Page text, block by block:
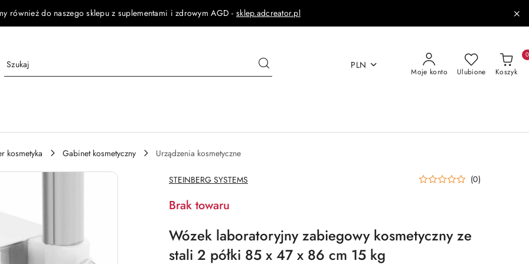
również do naszego sklepu z suplementami i zdrowym AGD - sklep.adcreator.pl
PLN
Moje konto Ulubione Koszyk
0
kosmetyka Gabinet kosmetyczny Urządzenia kosmetyczne
NAZWA
PRODUCENTA:
STEINBERG SYSTEMS (0)
Brak towaru
Wózek laboratoryjny zabiegowy kosmetyczny ze
stali 2 półki 85 x 47 x 86 cm 15 kg